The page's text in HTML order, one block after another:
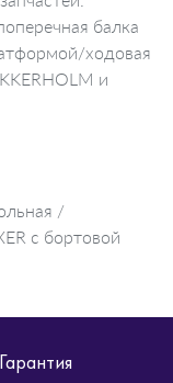
балка
ходовая
и
/
c бортовой
Гарантия